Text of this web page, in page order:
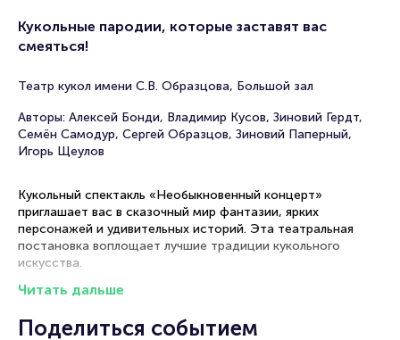
Кукольные пародии, которые заставят вас
смеяться!
Театр кукол имени С.В. Образцова, Большой зал
Авторы: Алексей Бонди, Владимир Кусов, Зиновий Гердт,
Семён Самодур, Сергей Образцов, Зиновий Паперный,
Игорь Щеулов
Кукольный спектакль «Необыкновенный концерт»
приглашает вас в сказочный мир фантазии, ярких
персонажей и удивительных историй. Эта театральная
постановка воплощает лучшие традиции кукольного
искусства.
Кукольный спектакль «Необыкновенный концерт» пройдёт
Москве встречает маленьких и взрослых зрителей в 18:00.
Читать дальше
Поделиться событием